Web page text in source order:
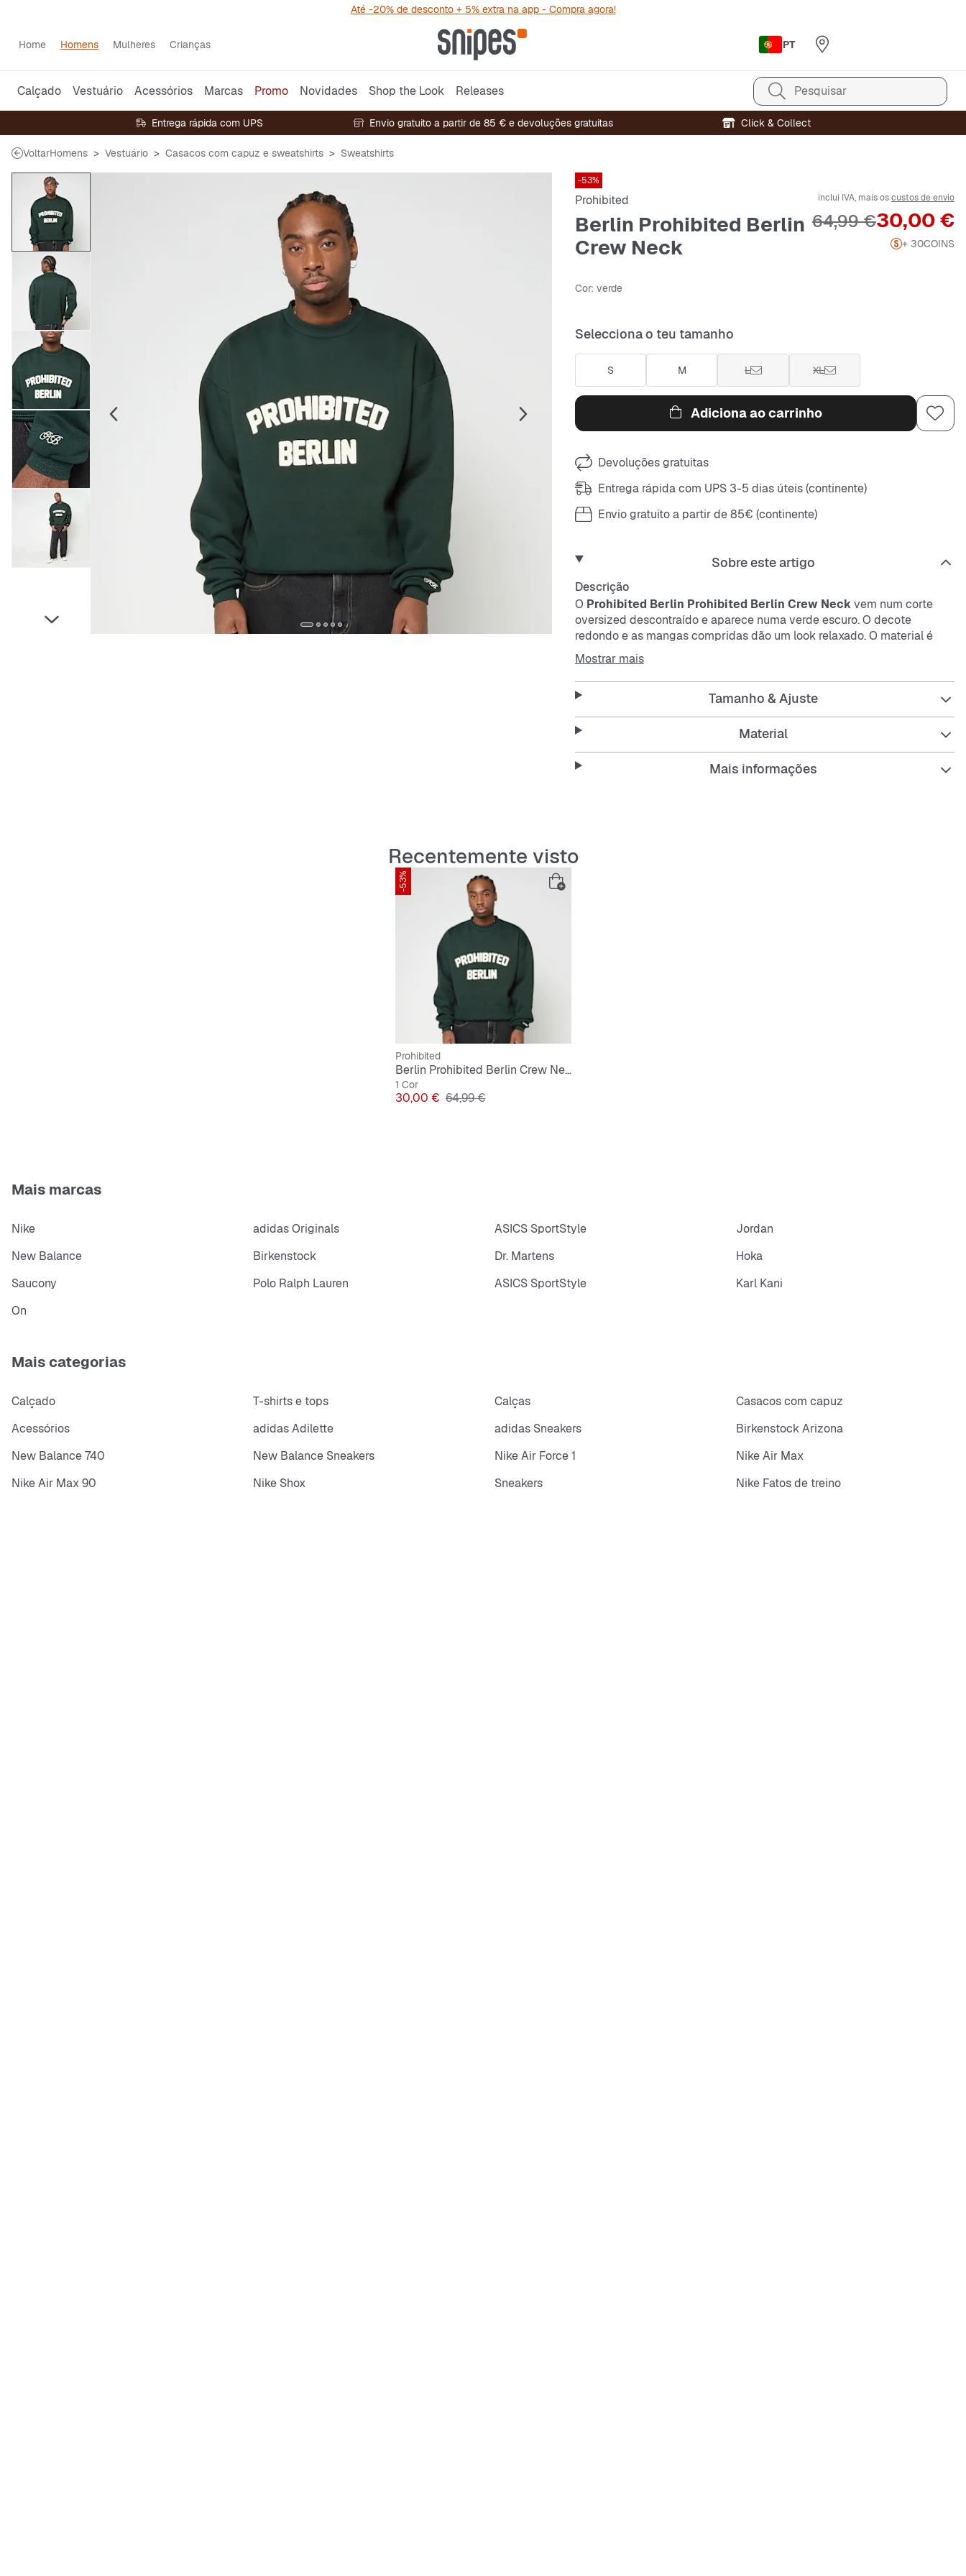
Até -20% de desconto + 5% extra na app - Compra agora!
Home Homens Mulheres Crianças PT
Calçado Vestuário Acessórios Marcas Promo Novidades Shop the Look Releases Pesquisar
Entrega rápida com UPS Envio gratuito a partir de 85 € e devoluções gratuitas Click & Collect
VoltarHomens Vestuário Casacos com capuz e sweatshirts Sweatshirts
-53%
Prohibited
Berlin Prohibited Berlin
Crew Neck
inclui IVA, mais oscustos de envio
Preço
30,00 €
Preço original
64,99 €
+ 30COINS
Cor: verde
Selecciona o teu tamanho
S M L XL
Adiciona ao carrinho
Devoluções gratuitas
Entrega rápida com UPS 3-5 dias úteis (continente)
Envio gratuito a partir de 85€ (continente)
Sobre este artigo
Descrição
O Prohibited Berlin Prohibited Berlin Crew Neckvem num corte
oversized descontraído e aparece numa verde escuro. O decote
redondo e as mangas compridas dão um look relaxado. O material é
resistente e perfeito para o teu dia a dia.
Features:
Corte oversized para mais conforto
Mostrar mais
Tamanho & Ajuste
Material
Mais informações
Recentemente visto
-53%
Prohibited
Berlin Prohibited Berlin Crew Neck
1 Cor
Preço
30,00 € Preço original
64,99 €
Mais marcas
Nike adidas Originals ASICS SportStyle
Jordan
New Balance
Birkenstock Dr. Martens
Hoka
Saucony
Polo Ralph Lauren ASICS SportStyle
Karl Kani
On
Mais categorias
Calçado T-shirts e tops Calças
Casacos com capuz
Acessórios
adidas Adilette adidas Sneakers
Birkenstock Arizona
New Balance 740
New Balance Sneakers Nike Air Force 1
Nike Air Max
Nike Air Max 90
Nike Shox Sneakers Nike Fatos de treino